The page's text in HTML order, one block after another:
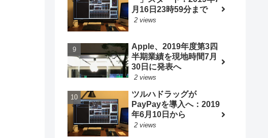
月16日23時59分まで
2 views
Apple、2019年度第3四
半期業績を現地時間7月
30日に発表へ
2 views
ツルハドラッグが
PayPayを導入へ：2019
年6月10日から
2 views